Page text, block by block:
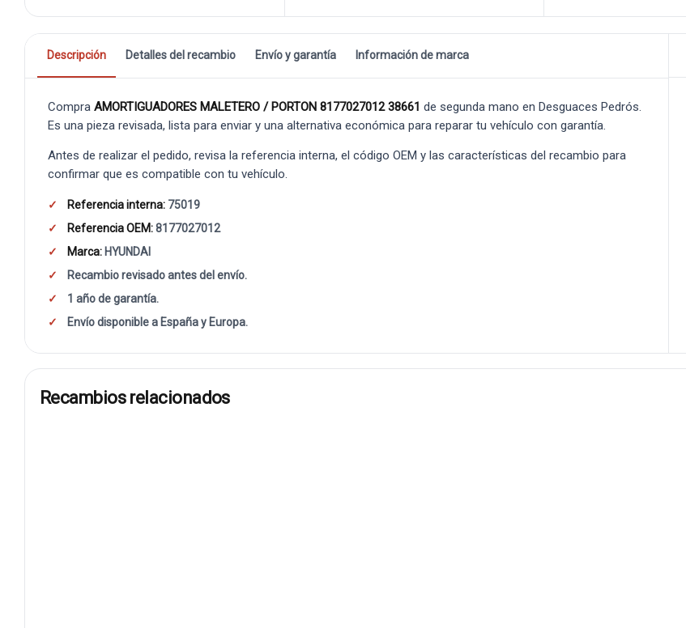
Descripción Detalles del recambio Envío y garantía Información de marca
Compra AMORTIGUADORES MALETERO / PORTON 8177027012 38661 de segunda mano en Desguaces Pedrós.
Es una pieza revisada, lista para enviar y una alternativa económica para reparar tu vehículo con garantía.
Antes de realizar el pedido, revisa la referencia interna, el código OEM y las características del recambio para
confirmar que es compatible con tu vehículo.
Referencia interna: 75019
Referencia OEM:8177027012
Marca: HYUNDAI
Recambio revisado antes del envío.
1 año de garantía.
Envío disponible a España y Europa.
Recambios relacionados